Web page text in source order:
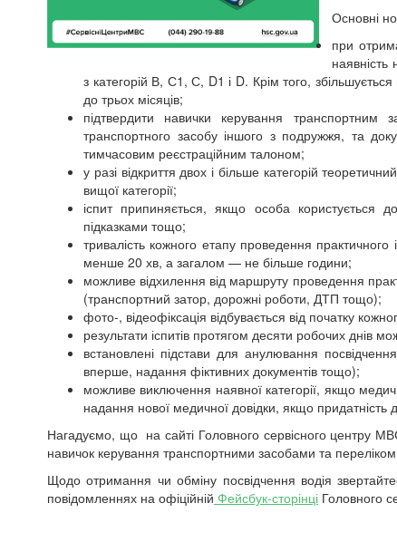
Основні
при
з категорій В, С1, С, D1 і D. Крім того,
до трьох місяців;
підтвердити навички керування
транспортного засобу іншого з подружжя, та
тимчасовим реєстраційним талоном;
у разі відкриття двох і більше категорій
вищої категорії;
іспит припиняється, якщо особа користується
підказками тощо;
тривалість кожного етапу проведення
менше 20 хв, а загалом — не більше години;
можливе відхилення від маршруту проведення
(транспортний затор, дорожні роботи, ДТП тощо);
фото-, відеофіксація відбувається від початку
результати іспитів протягом десяти робочих днів
встановлені підстави для анулювання
вперше, надання фіктивних документів тощо);
можливе виключення наявної категорії, якщо
надання нової медичної довідки, якщо придатність
Нагадуємо, що на сайті Головного сервісного центру
навичок керування транспортними засобами та переліком
Щодо отримання чи обміну посвідчення водія
повідомленнях на офіційній Фейсбук-сторінці Головного